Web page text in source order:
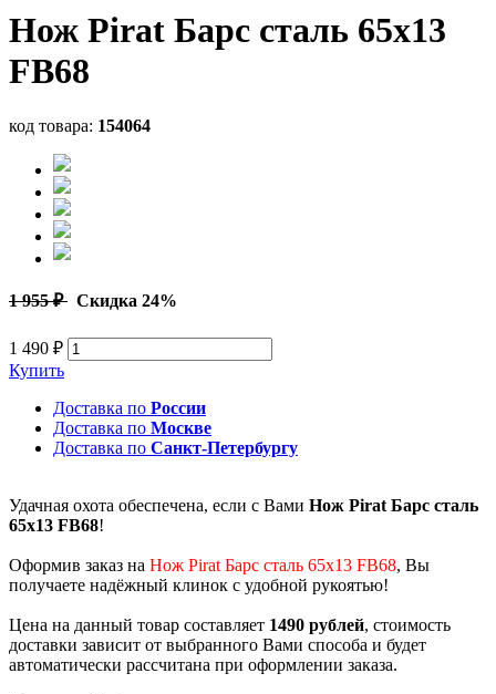
Нож Pirat Барс сталь 65х13
FB68
код товара: 154064
1 955 ₽ Скидка 24%
1 490 ₽
Купить
Доставка по России
Доставка по Москве
Доставка по Санкт-Петербургу
Удачная охота обеспечена, если с Вами Нож Pirat Барс сталь
65х13 FB68!
Оформив заказ на Нож Pirat Барс сталь 65х13 FB68, Вы
получаете надёжный клинок с удобной рукоятью!
Цена на данный товар составляет 1490 рублей, стоимость
доставки зависит от выбранного Вами способа и будет
автоматически рассчитана при оформлении заказа.